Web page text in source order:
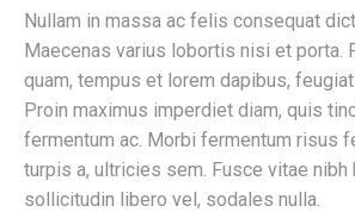
Nullam in massa ac felis consequat
Maecenas varius lobortis nisi et porta.
quam, tempus et lorem dapibus,
Proin maximus imperdiet diam, quis
fermentum ac. Morbi fermentum risus
turpis a, ultricies sem. Fusce vitae nibh
sollicitudin libero vel, sodales nulla.